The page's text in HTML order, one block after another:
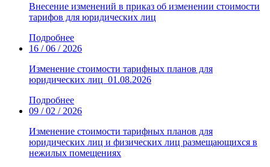
Внесение изменений в приказ об изменении стоимости
тарифов для юридических лиц
Подробнее
16 / 06 / 2026
Изменение стоимости тарифных планов для
юридических лиц_01.08.2026
Подробнее
09 / 02 / 2026
Изменение стоимости тарифных планов для
юридических лиц и физических лиц размещающихся в
нежилых помещениях